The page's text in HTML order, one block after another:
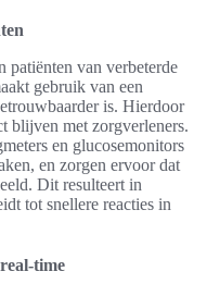
patiënten van verbeterde
gebruik van een
is. Hierdoor
blijven met zorgverleners.
en glucosemonitors
en zorgen ervoor dat
Dit resulteert in
tot snellere reacties in
time